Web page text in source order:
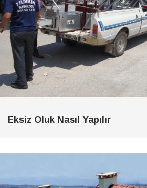
Eksiz Oluk Nasıl Yapılır